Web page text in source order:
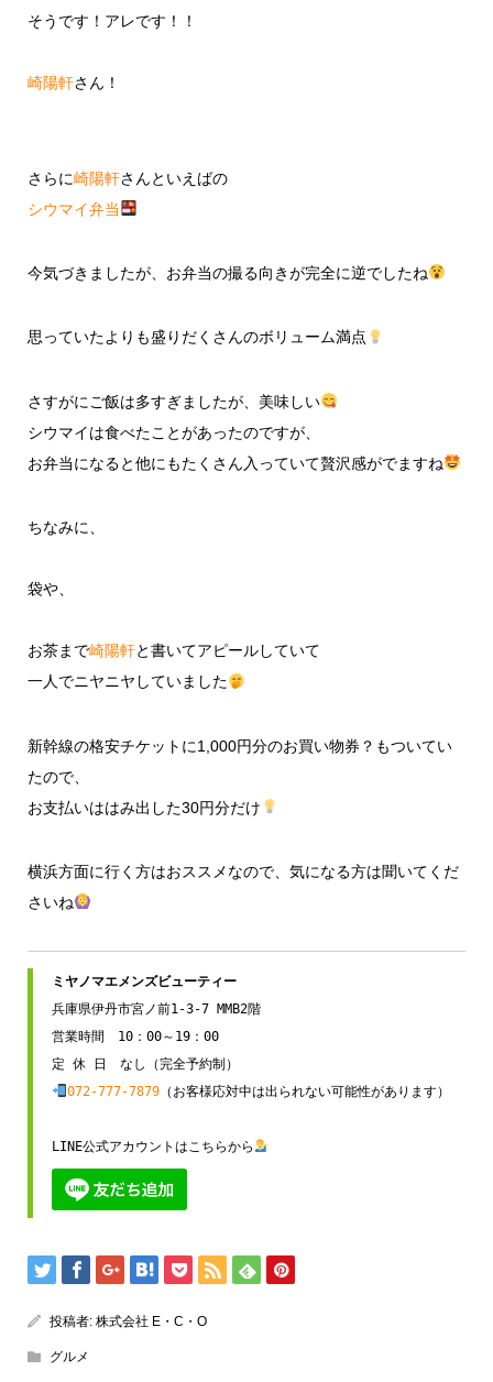
そうです！アレです！！
崎陽軒さん！
さらに崎陽軒さんといえばの
シウマイ弁当
今気づきましたが、お弁当の撮る向きが完全に逆でしたね
思っていたよりも盛りだくさんのボリューム満点
さすがにご飯は多すぎましたが、美味しい
シウマイは食べたことがあったのですが、
お弁当になると他にもたくさん入っていて贅沢感がでますね
ちなみに、
袋や、
お茶まで崎陽軒と書いてアピールしていて
一人でニヤニヤしていました
新幹線の格安チケットに1,000円分のお買い物券？もついてい
たので、
お支払いははみ出した30円分だけ
横浜方面に行く方はおススメなので、気になる方は聞いてくだ
さいね
ミヤノマエメンズビューティー
兵庫県伊丹市宮ノ前1-3-7 MMB2階
営業時間　10：00～19：00
072-777-7879（お客様応対中は出られない可能性があります）
LINE公式アカウントはこちらから
投稿者: 株式会社 E・C・O
グルメ